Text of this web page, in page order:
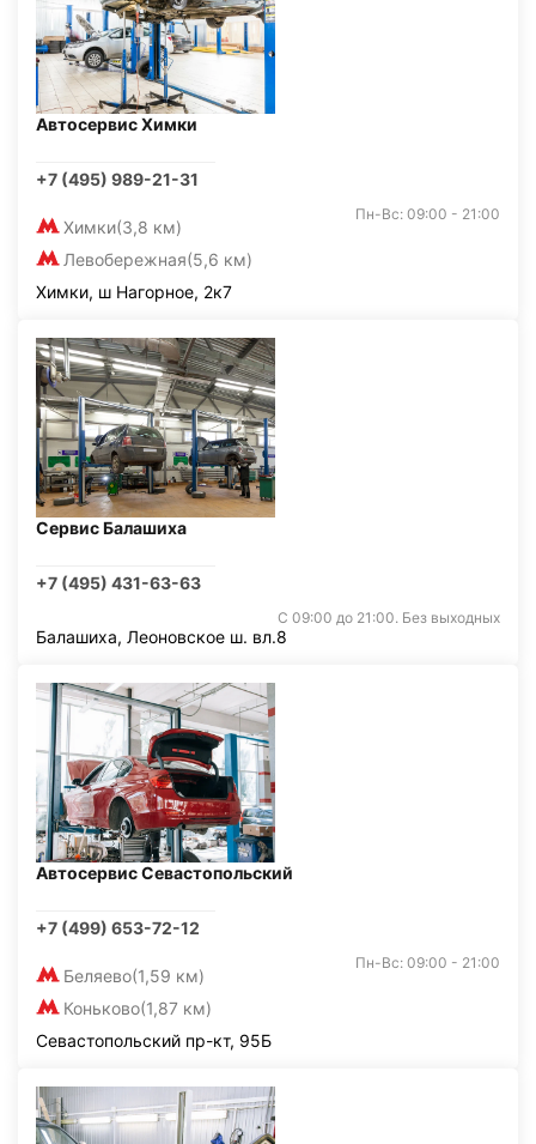
Автосервис Химки
+7 (495) 989-21-31
Химки(3,8 км)
Левобережная(5,6 км)
Пн-Вс: 09:00 - 21:00
Химки, ш Нагорное, 2к7
Сервис Балашиха
+7 (495) 431-63-63
С 09:00 до 21:00. Без выходных
Балашиха, Леоновское ш. вл.8
Автосервис Севастопольский
+7 (499) 653-72-12
Беляево(1,59 км)
Коньково(1,87 км)
Пн-Вс: 09:00 - 21:00
Севастопольский пр-кт, 95Б